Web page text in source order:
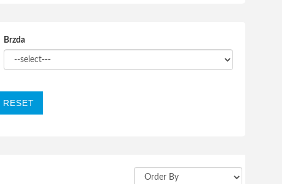
Brzda
RESET